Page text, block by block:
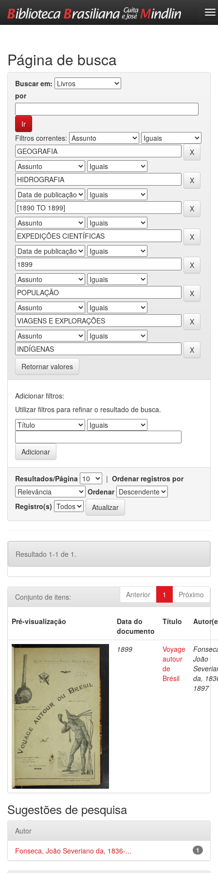
Página de busca
Buscar em:
por
Filtros correntes:
Retornar valores
Adicionar filtros:
Utilizar filtros para refinar o resultado de busca.
Resultados/Página | Ordenar registros por
Ordenar
Registro(s)
Resultado 1-1 de 1.
Anterior 1 Próximo
Conjunto de itens:
Pré-visualização
Data do
documento
Título
1899
Voyage
autour
de
Brésil
João
da,
1897
Sugestões de pesquisa
Autor
1
Fonseca, João Severiano da, 1836-...